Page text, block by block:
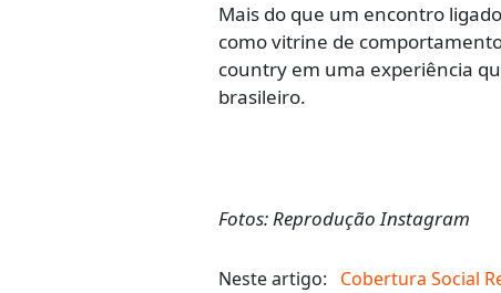
Mais do que um encontro
como vitrine de
country em uma experiência
brasileiro.
Fotos: Reprodução Instagram
Neste artigo: Cobertura Social